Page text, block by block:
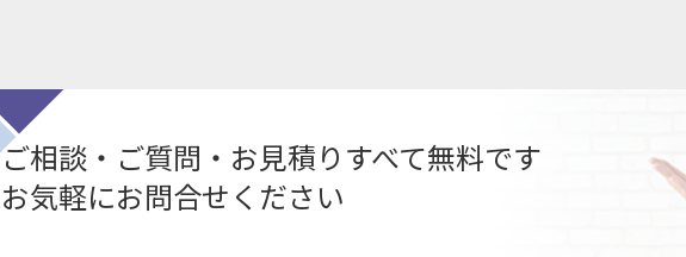
ご相談・ご質問・お見積りすべて無料です
お気軽にお問合せください